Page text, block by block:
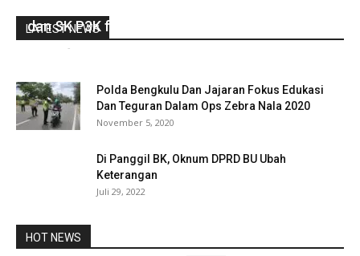
LATEST NEWS
dan SK P3K formasi 2021
-
Polda Bengkulu Dan Jajaran Fokus Edukasi
Dan Teguran Dalam Ops Zebra Nala 2020
November 5, 2020
Di Panggil BK, Oknum DPRD BU Ubah
Keterangan
Juli 29, 2022
HOT NEWS